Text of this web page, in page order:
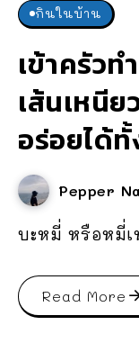
กินในบ้าน
เข้าครัวท
เส้นเหนี
อร่อยได้
Pepper
บะหมี่ หรือหมี่
Read More